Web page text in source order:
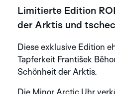
Limitierte Edition
der Arktis und
Diese exklusive Edition
Tapferkeit František
Schönheit der Arktis.